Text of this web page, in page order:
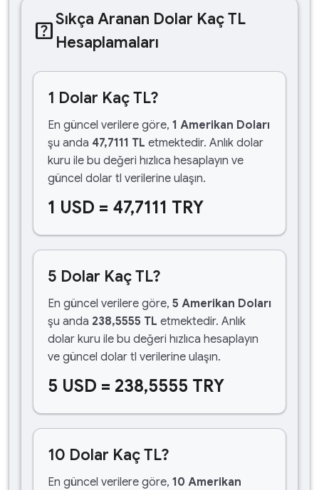
help_centerSıkça Aranan Dolar Kaç TL
Hesaplamaları
1 Dolar Kaç TL?
En güncel verilere göre, 1 Amerikan Doları
şu anda 47,7111 TL etmektedir. Anlık dolar
kuru ile bu değeri hızlıca hesaplayın ve
güncel dolar tl verilerine ulaşın.
1 USD = 47,7111 TRY
5 Dolar Kaç TL?
En güncel verilere göre, 5 Amerikan Doları
şu anda 238,5555 TL etmektedir. Anlık
dolar kuru ile bu değeri hızlıca hesaplayın
ve güncel dolar tl verilerine ulaşın.
5 USD = 238,5555 TRY
10 Dolar Kaç TL?
En güncel verilere göre, 10 Amerikan